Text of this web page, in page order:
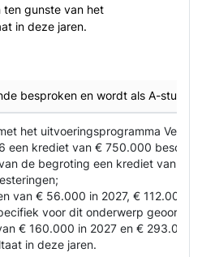
ten gunste van het
in deze jaren.
besproken en wordt als A-stuk
het uitvoeringsprogramma
een krediet van € 750.000
de begroting een krediet van €
van € 56.000 in 2027, € 112.000
voor dit onderwerp
€ 160.000 in 2027 en € 293.000
in deze jaren.